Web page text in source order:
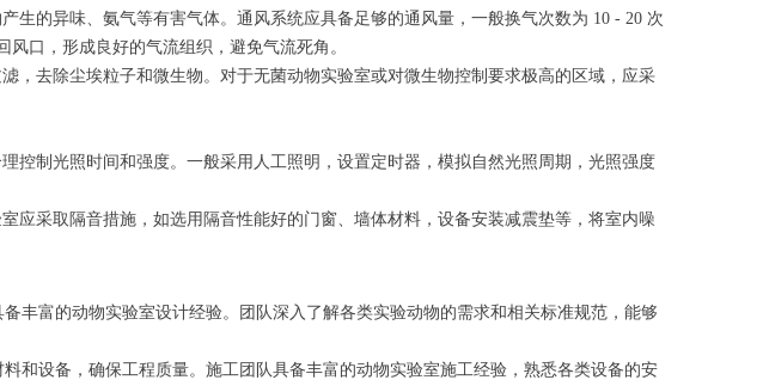
的异味、氨气等有害气体。通风系统应具备足够的通风量，一般换气次数为 10 - 20 次
口，形成良好的气流组织，避免气流死角。
，去除尘埃粒子和微生物。对于无菌动物实验室或对微生物控制要求极高的区域，应采
控制光照时间和强度。一般采用人工照明，设置定时器，模拟自然光照周期，光照强度
应采取隔音措施，如选用隔音性能好的门窗、墙体材料，设备安装减震垫等，将室内噪
丰富的动物实验室设计经验。团队深入了解各类实验动物的需求和相关标准规范，能够
和设备，确保工程质量。施工团队具备丰富的动物实验室施工经验，熟悉各类设备的安